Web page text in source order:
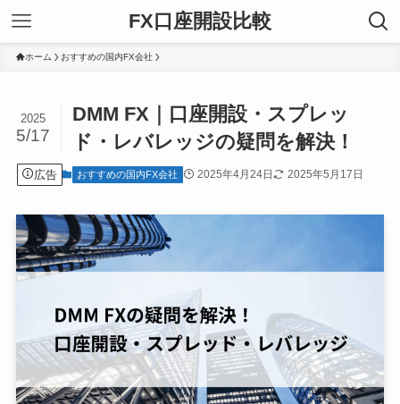
FX口座開設比較
ホーム おすすめの国内FX会社
DMM FX｜口座開設・スプレッ
ド・レバレッジの疑問を解決！
2025
5/17
広告 おすすめの国内FX会社 2025年4月24日 2025年5月17日